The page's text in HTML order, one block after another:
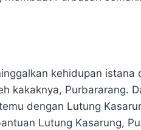
kehidupan istana
kakaknya, Purbararang.
dengan Lutung
Lutung Kasarung,